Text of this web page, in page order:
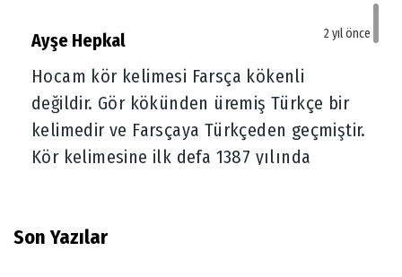
Ayşe Hepkal 2 yıl önce
Hocam kör kelimesi Farsça kökenli
değildir. Gör kökünden üremiş Türkçe bir
kelimedir ve Farsçaya Türkçeden geçmiştir.
Kör kelimesine ilk defa 1387 yılında
Ayrıca kurulduğu dönemde pek çok
Son Yazılar